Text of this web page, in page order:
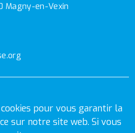
pour vous garantir la
sur notre site web. Si vous
Magny-en-Vexin
de confidentialité